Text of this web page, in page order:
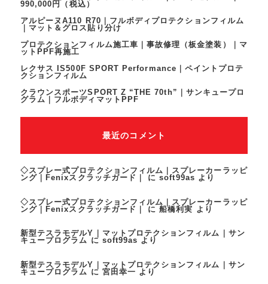
990,000円（税込）
アルピーヌA110 R70｜フルボディプロテクションフィルム
｜マット＆グロス貼り分け
プロテクションフィルム施工車｜事故修理（板金塗装）｜マ
ットPPF再施工
レクサス IS500F SPORT Performance｜ペイントプロテ
クションフィルム
クラウンスポーツSPORT Z “THE 70th”｜サンキュープロ
グラム｜フルボディマットPPF
最近のコメント
◇スプレー式プロテクションフィルム｜スプレーカーラッピ
ング｜Fenixスクラッチガード｜
にsoft99as より
◇スプレー式プロテクションフィルム｜スプレーカーラッピ
ング｜Fenixスクラッチガード｜
に船橋利実 より
新型テスラモデルY｜マットプロテクションフィルム｜サン
キュープログラム に soft99as より
新型テスラモデルY｜マットプロテクションフィルム｜サン
キュープログラム
に 宮田幸一 より